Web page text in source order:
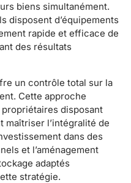
biens simultanément.
disposent d’équipements
rapide et efficace de
des résultats
un contrôle total sur la
Cette approche
disposant
maîtriser l’intégralité de
dans des
et l’aménagement
adaptés
stratégie.